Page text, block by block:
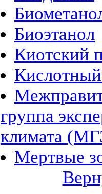
Биоэтанол
Киотский
группа
климата
Мертвые